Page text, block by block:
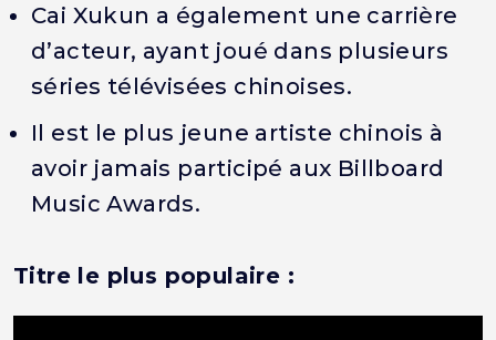
Cai Xukun a également une carrière
d’acteur, ayant joué dans plusieurs
séries télévisées chinoises.
Il est le plus jeune artiste chinois à
avoir jamais participé aux Billboard
Music Awards.
Titre le plus populaire :